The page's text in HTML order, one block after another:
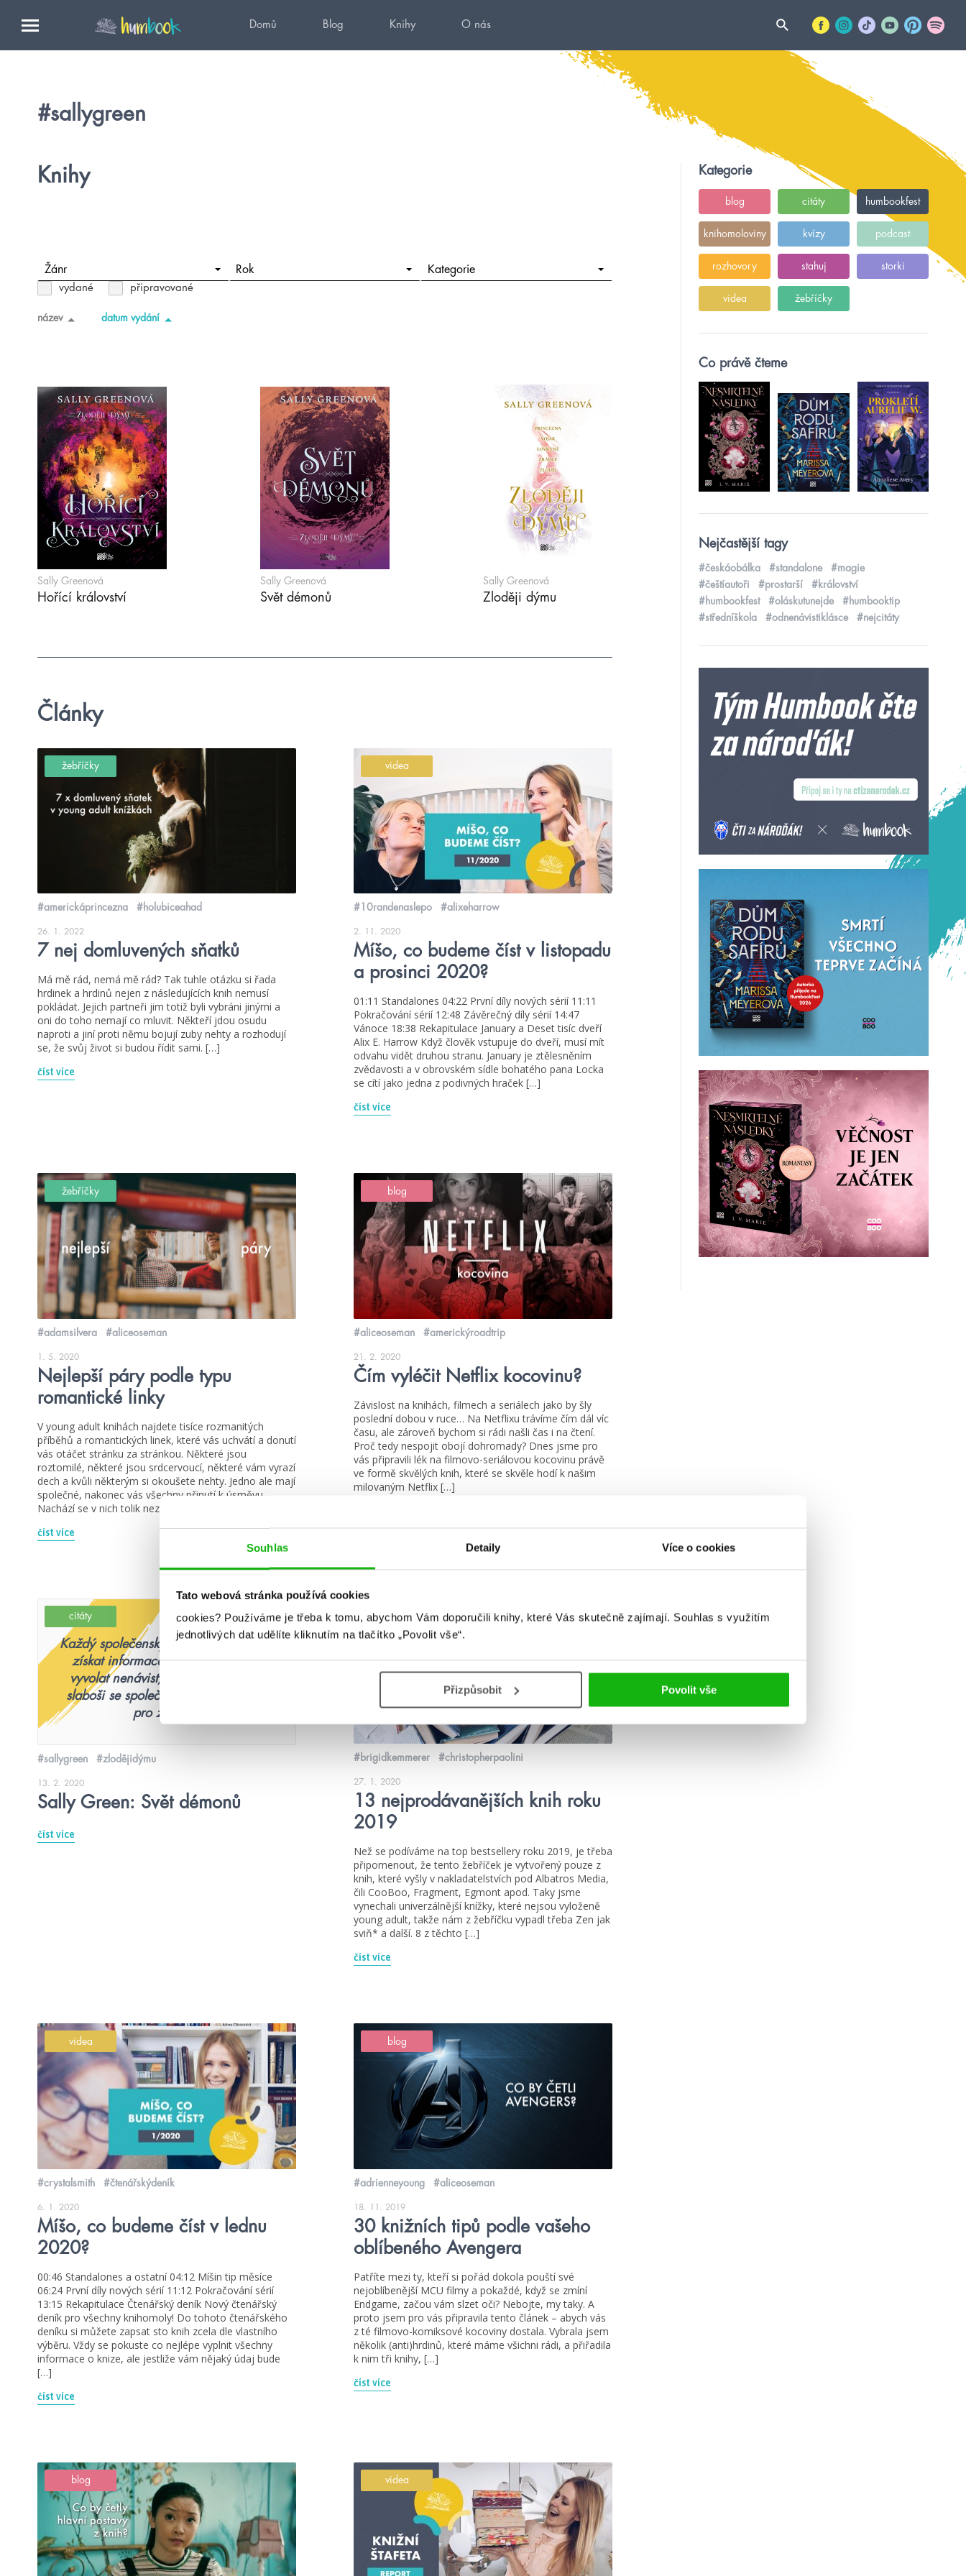
Souhlas Detaily Více o cookies
Tato webová stránka používá cookies
cookies? Používáme je třeba k tomu, abychom Vám doporučili knihy, které Vás skutečně zajímají. Souhlas s využitím
jednotlivých dat udělíte kliknutím na tlačítko „Povolit vše“.
Přizpůsobit Povolit vše
Domů Blog Knihy O nás
#sallygreen
Knihy
Žánr Rok Kategorie
vydané připravované
název datum vydání
Sally Greenová
Hořící království
Sally Greenová
Svět démonů
Sally Greenová
Zloději dýmu
Články
žebříčky
#americkáprincezna #holubiceahad
26. 1. 2022
7 nej domluvených sňatků
Má mě rád, nemá mě rád? Tak tuhle otázku si řada
hrdinek a hrdinů nejen z následujících knih nemusí
pokládat. Jejich partneři jim totiž byli vybráni jinými a
oni do toho nemají co mluvit. Někteří jdou osudu
naproti a jiní proti němu bojují zuby nehty a rozhodují
se, že svůj život si budou řídit sami. […]
číst více
videa
#10randenaslepo #alixeharrow
2. 11. 2020
Míšo, co budeme číst v listopadu
a prosinci 2020?
01:11 Standalones 04:22 První díly nových sérií 11:11
Pokračování sérií 12:48 Závěrečný díly sérií 14:47
Vánoce 18:38 Rekapitulace January a Deset tisíc dveří
Alix E. Harrow Když člověk vstupuje do dveří, musí mít
odvahu vidět druhou stranu. January je ztělesněním
zvědavosti a v obrovském sídle bohatého pana Locka
se cítí jako jedna z podivných hraček […]
číst více
žebříčky
#adamsilvera #aliceoseman
1. 5. 2020
Nejlepší páry podle typu
romantické linky
V young adult knihách najdete tisíce rozmanitých
příběhů a romantických linek, které vás uchvátí a donutí
vás otáčet stránku za stránkou. Některé jsou
roztomilé, některé jsou srdcervoucí, některé vám vyrazí
dech a kvůli některým si okoušete nehty. Jedno ale mají
společné, nakonec vás všechny přinutí k úsměvu.
Nachází se v nich tolik nezapomenutelných párů a […]
číst více
blog
#aliceoseman #americkýroadtrip
21. 2. 2020
Čím vyléčit Netflix kocovinu?
Závislost na knihách, filmech a seriálech jako by šly
poslední dobou v ruce… Na Netflixu trávíme čím dál víc
času, ale zároveň bychom si rádi našli čas i na čtení.
Proč tedy nespojit obojí dohromady? Dnes jsme pro
vás připravili lék na filmovo-seriálovou kocovinu právě
ve formě skvělých knih, které se skvěle hodí k našim
milovaným Netflix […]
citáty
Každý společenský styk má svůj účel –
získat informace, spojence, lásku,
vyvolat nenávist, odhalit motiv. Jen
slaboši se společensky stýkají pouze
pro zábavu.
#sallygreen #zlodějidýmu
13. 2. 2020
Sally Green: Svět démonů
číst více
žebříčky
#brigidkemmerer #christopherpaolini
27. 1. 2020
13 nejprodávanějších knih roku
2019
Než se podíváme na top bestsellery roku 2019, je třeba
připomenout, že tento žebříček je vytvořený pouze z
knih, které vyšly v nakladatelstvích pod Albatros Media,
čili CooBoo, Fragment, Egmont apod. Taky jsme
vynechali univerzálnější knížky, které nejsou vyloženě
young adult, takže nám z žebříčku vypadl třeba Zen jak
sviň* a další. 8 z těchto […]
číst více
videa
#crystalsmith #čtenářskýdeník
6. 1. 2020
Míšo, co budeme číst v lednu
2020?
00:46 Standalones a ostatní 04:12 Míšin tip měsíce
06:24 První díly nových sérií 11:12 Pokračování sérií
13:15 Rekapitulace Čtenářský deník Nový čtenářský
deník pro všechny knihomoly! Do tohoto čtenářského
deníku si můžete zapsat sto knih zcela dle vlastního
výběru. Vždy se pokuste co nejlépe vyplnit všechny
informace o knize, ale jestliže vám nějaký údaj bude
[…]
číst více
blog
#adrienneyoung #aliceoseman
18. 11. 2019
30 knižních tipů podle vašeho
oblíbeného Avengera
Patříte mezi ty, kteří si pořád dokola pouští své
nejoblíbenější MCU filmy a pokaždé, když se zmíní
Endgame, začou vám slzet oči? Nebojte, my taky. A
proto jsem pro vás připravila tento článek – abych vás
z té filmovo-komiksové kocoviny dostala. Vybrala jsem
několik (anti)hrdinů, které máme všichni rádi, a přiřadila
k nim tři knihy, […]
číst více
blog videa
Kategorie
blog citáty humbookfest
knihomoloviny kvízy podcast
rozhovory stahuj storki
videa žebříčky
Co právě čteme
Nejčastější tagy
#českáobálka #standalone
#magie
#češtíautoři
#prostarší
#království
#humbookfest
#oláskutunejde
#humbooktip
#středníškola
#odnenávistiklásce #nejcitáty